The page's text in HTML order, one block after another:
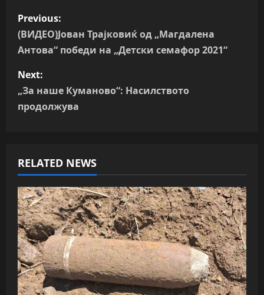
P
o
t
n
v
i
g
a
t
i
Previous:
(ВИДЕО)Јован Трајковиќ од „Магдалена
Антова“ победи на „Детски семафор 2021“
Next:
„За наше Куманово“: Насилството
продолжува
RELATED NEWS